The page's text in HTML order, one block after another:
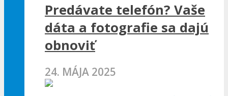
Predávate telefón? Vaše
dáta a fotografie sa dajú
obnoviť
24. MÁJA 2025